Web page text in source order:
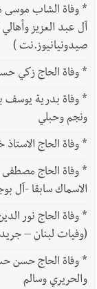
*
آل عبد العزيز
صيدونيانيوز.نت )
*وفاة الحاج زكي حسن
*
ونجم وحبلي
*وفاة الحاج الاستاذ
*
الاسماك سابقا -آل
*
(وفيات لبنان –
*
والحريري وسالم